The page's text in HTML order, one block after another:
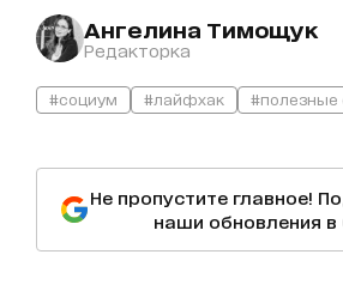
Ангелина Тимощук
Редакторка
#социум #лайфхак #полезные
Не пропустите главное!
наши обновления в